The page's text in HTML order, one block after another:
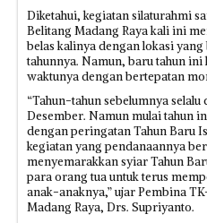
Diketahui, kegiatan silaturahmi
Belitang Madang Raya kali ini
belas kalinya dengan lokasi
tahunnya. Namun, baru tahun
waktunya dengan bertepatan
“Tahun-tahun sebelumnya
Desember. Namun mulai tahun
dengan peringatan Tahun Baru
kegiatan yang pendanaannya
menyemarakkan syiar Tahun
para orang tua untuk terus
anak-anaknya,” ujar Pembina
Madang Raya, Drs. Supriyanto.